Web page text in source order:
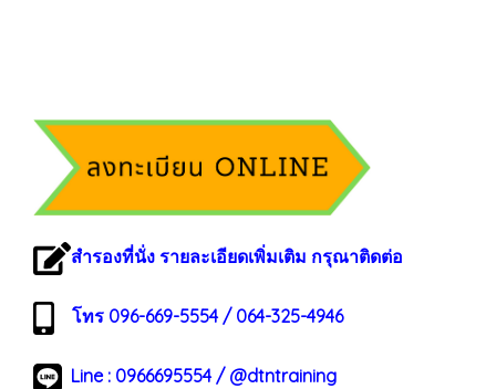
สำรองที่นั่ง รายละเอียดเพิ่มเติม กรุณาติดต่อ
โทร 096-669-5554 / 064-325-4946
Line : 0966695554/ @dtntraining